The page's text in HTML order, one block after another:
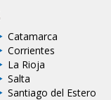
Catamarca
Corrientes
La Rioja
Salta
Santiago del Estero